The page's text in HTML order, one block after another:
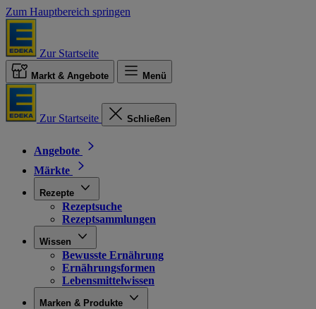
Zum Hauptbereich springen
Zur Startseite
Markt & Angebote Menü
Zur Startseite Schließen
Angebote
Märkte
Rezepte
Rezeptsuche
Rezeptsammlungen
Wissen
Bewusste Ernährung
Ernährungsformen
Lebensmittelwissen
Marken & Produkte